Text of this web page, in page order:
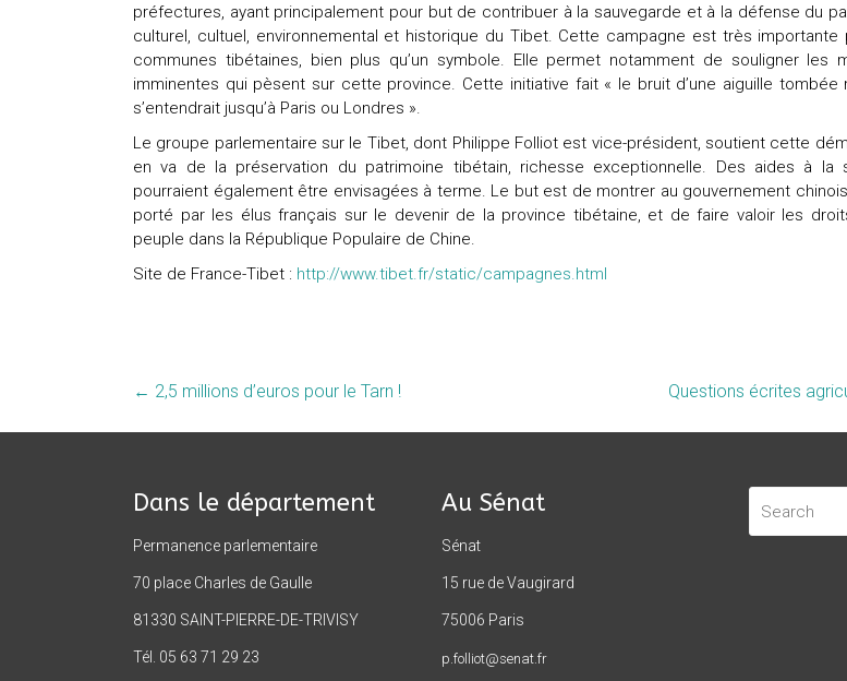
préfectures, ayant principalement pour but de contribuer à la sauvegarde et à la défense du
culturel, cultuel, environnemental et historique du Tibet. Cette campagne est très importante
communes tibétaines, bien plus qu’un symbole. Elle permet notamment de souligner les
imminentes qui pèsent sur cette province. Cette initiative fait « le bruit d’une aiguille tombée
s’entendrait jusqu’à Paris ou Londres ».
Le groupe parlementaire sur le Tibet, dont Philippe Folliot est vice-président, soutient cette
en va de la préservation du patrimoine tibétain, richesse exceptionnelle. Des aides à la
pourraient également être envisagées à terme. Le but est de montrer au gouvernement chinois
porté par les élus français sur le devenir de la province tibétaine, et de faire valoir les
peuple dans la République Populaire de Chine.
Site de France-Tibet : http://www.tibet.fr/static/campagnes.html
← 2,5 millions d’euros pour le Tarn ! Questions écrites
Dans le département
Permanence parlementaire
70 place Charles de Gaulle
81330 SAINT-PIERRE-DE-TRIVISY
Tél. 05 63 71 29 23
Au Sénat
Sénat
15 rue de Vaugirard
75006 Paris
p.folliot@senat.fr